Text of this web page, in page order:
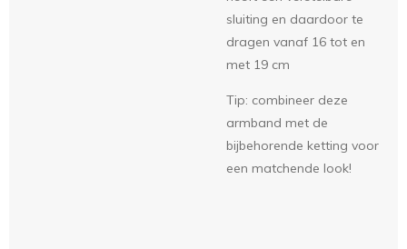
sluiting en daardoor te
dragen vanaf 16 tot en
met 19 cm
Tip: combineer deze
armband met de
bijbehorende ketting voor
een matchende look!